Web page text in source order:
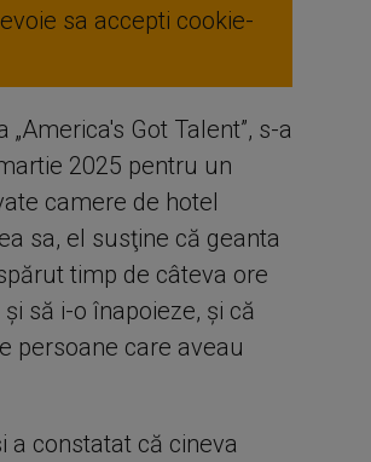
sa accepti cookie-
Got Talent”, s-a
2025 pentru un
camere de hotel
sa, el susţine că geanta
timp de câteva ore
să i-o înapoieze, şi că
persoane care aveau
a constatat că cineva